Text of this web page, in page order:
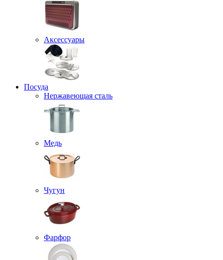
Аксессуары
Посуда
Нержавеющая сталь
Медь
Чугун
Фарфор